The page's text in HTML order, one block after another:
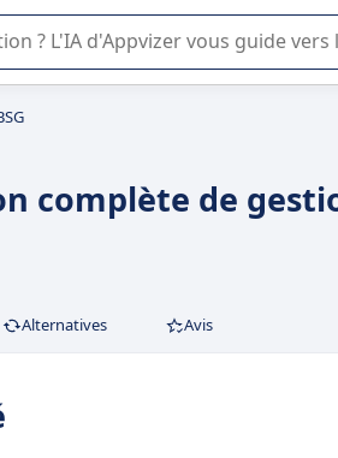
vous guide dans l'utilisation ou la
complète de
Alternatives Avis